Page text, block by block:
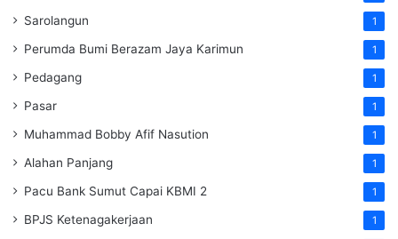
Sarolangun 1
Perumda Bumi Berazam Jaya Karimun 1
Pedagang 1
Pasar 1
Muhammad Bobby Afif Nasution 1
Alahan Panjang 1
Pacu Bank Sumut Capai KBMI 2 1
BPJS Ketenagakerjaan 1